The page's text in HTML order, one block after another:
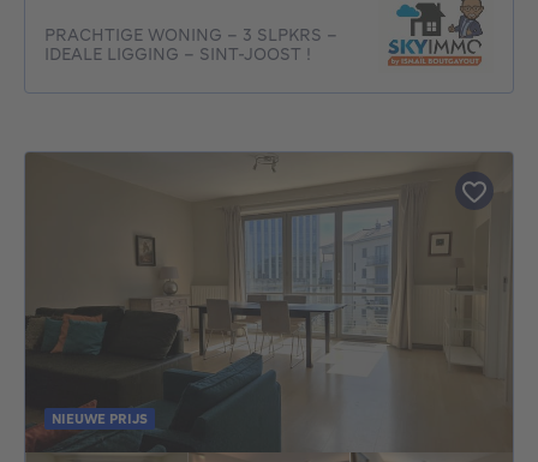
PRACHTIGE WONING - 3 SLPKRS -
IDEALE LIGGING - SINT-JOOST !
NIEUWE PRIJS